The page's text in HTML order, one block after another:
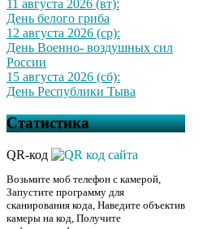
11 августа 2026 (вт):
День белого гриба
12 августа 2026 (ср):
День Военно- воздушных сил
России
15 августа 2026 (сб):
День Республики Тыва
Статистика
QR-код
Возьмите моб телефон с камерой,
Запустите программу для
сканирования кода, Наведите объектив
камеры на код, Получите